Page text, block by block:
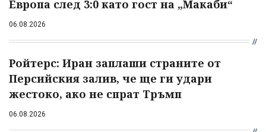
Европа след 3:0 като гост на „Макаби“
06.08.2026
Ройтерс: Иран заплаши страните от
Персийския залив, че ще ги удари
жестоко, ако не спрат Тръмп
06.08.2026